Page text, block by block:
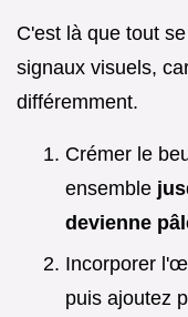
C'est là que tout
signaux visuels,
différemment.
Crémer le
ensemble
devienne
Incorporer
puis ajoutez